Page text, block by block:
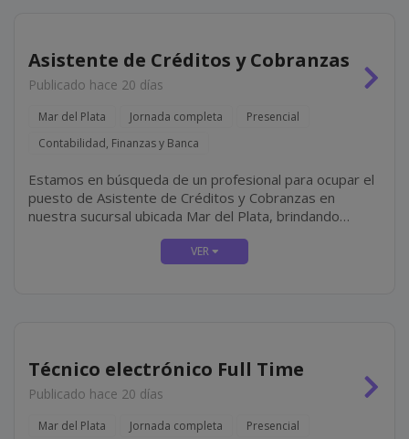
Asistente de Créditos y Cobranzas
Publicado hace 20 días
Mar del Plata Jornada completa
Presencial
Contabilidad, Finanzas y Banca
Estamos en búsqueda de un profesional para ocupar el
puesto de Asistente de Créditos y Cobranzas en
nuestra sucursal ubicada Mar del Plata, brindando
soporte administrativo a la delegación, colaborando
principalmente con la gestión de créditos y cobranzas,...
Técnico electrónico Full Time
Publicado hace 20 días
Mar del Plata Jornada completa
Presencial